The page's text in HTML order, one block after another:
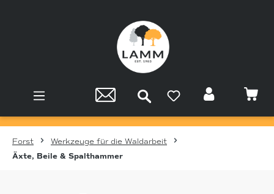
Forst
Werkzeuge für die Waldarbeit
Äxte, Beile & Spalthammer